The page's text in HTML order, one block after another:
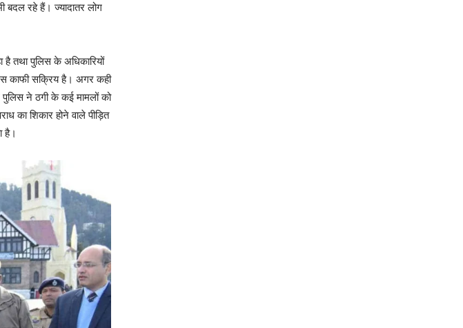
रहे हैं। ज्यादातर लोग
है तथा पुलिस के अधिकारियों
काफी सक्रिय है। अगर कही
पुलिस ने ठगी के कई मामलों को
का शिकार होने वाले पीड़ित
है।